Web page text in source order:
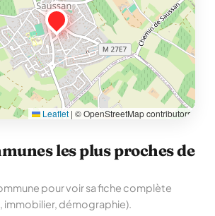
Leaflet | © OpenStreetMap contributors
les plus proches de
pour voir sa fiche complète
immobilier, démographie).